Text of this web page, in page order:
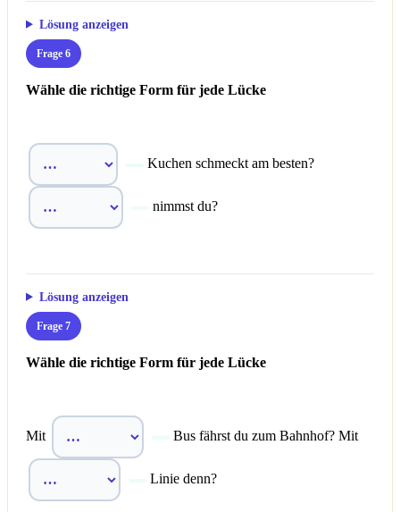
Lösung anzeigen
Frage 6
Wähle die richtige Form für jede Lücke
Kuchen schmeckt am besten?
nimmst du?
Lösung anzeigen
Frage 7
Wähle die richtige Form für jede Lücke
Mit Bus fährst du zum Bahnhof? Mit
Linie denn?